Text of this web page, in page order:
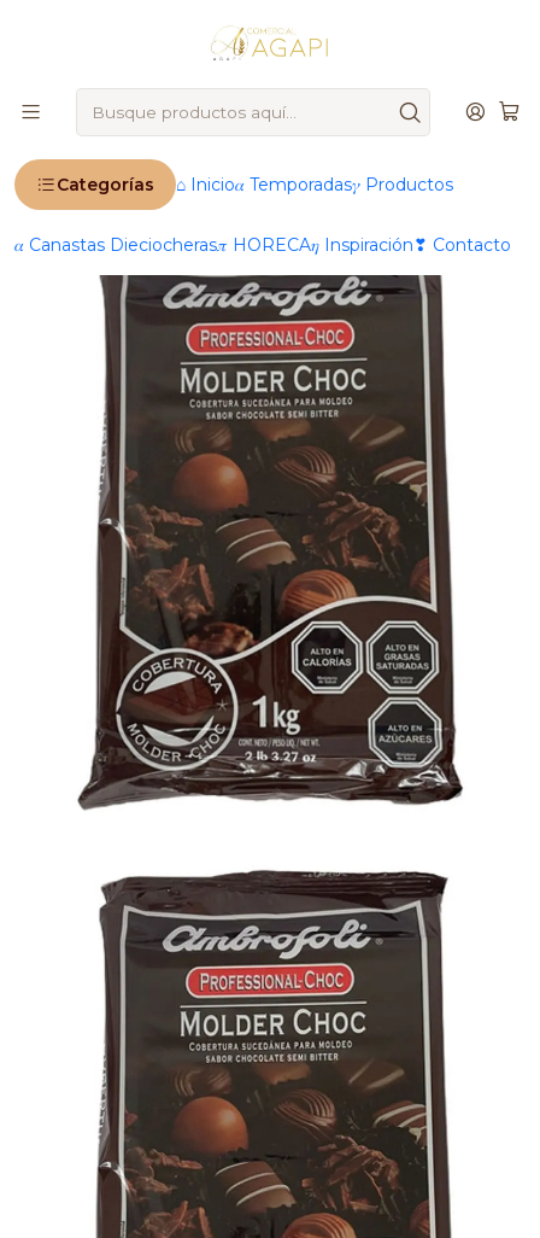
Categorías ⌂ Inicio𝛼 Temporadas𝛾 Productos
𝛼 Canastas Dieciocheras𝜋 HORECA𝜂 Inspiración❣ Contacto
IMPORTANTE: Ahora operamos 100 % online 🚨
Inicio Productos
🍫 Chocolatería & Dulces finos
Coberturas de chocolate
Sin Gluten
Cobertura De Chocolate Ambrosoli Molder Choc 1 Kg